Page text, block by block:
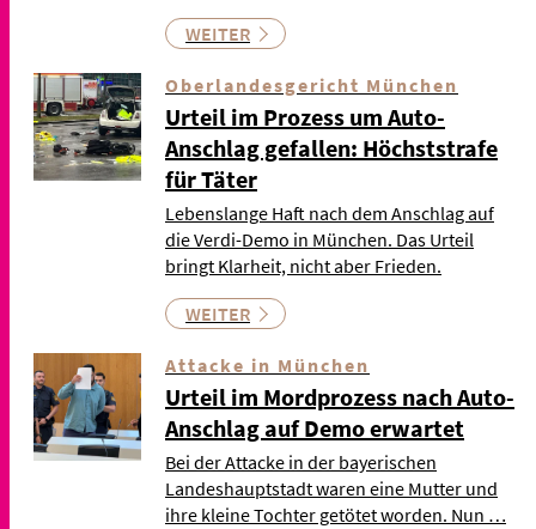
WEITER
Oberlandesgericht München
Urteil im Prozess um Auto-
Anschlag gefallen: Höchststrafe
für Täter
Lebenslange Haft nach dem Anschlag auf
die Verdi-Demo in München. Das Urteil
bringt Klarheit, nicht aber Frieden.
WEITER
Attacke in München
Urteil im Mordprozess nach Auto-
Anschlag auf Demo erwartet
Bei der Attacke in der bayerischen
Landeshauptstadt waren eine Mutter und
ihre kleine Tochter getötet worden. Nun …